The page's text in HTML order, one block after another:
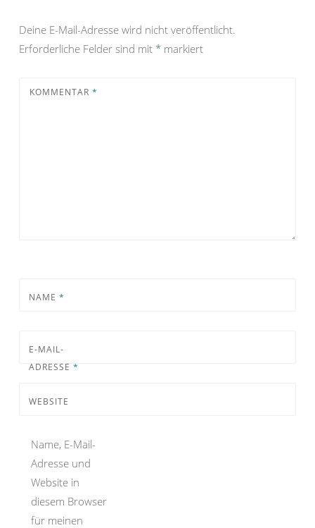
Deine E-Mail-Adresse wird nicht veröffentlicht.
Erforderliche Felder sind mit * markiert
KOMMENTAR *
NAME *
E-MAIL-
ADRESSE *
WEBSITE
Name, E-Mail-
Adresse und
Website in
diesem Browser
für meinen